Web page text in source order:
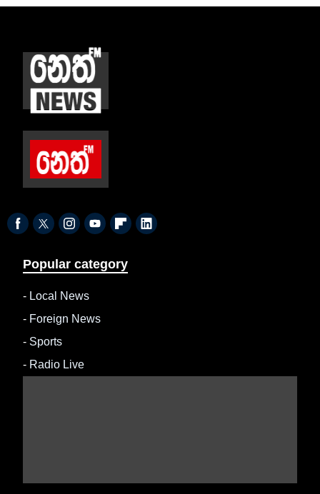
Popular category
- Local News
- Foreign News
- Sports
- Radio Live